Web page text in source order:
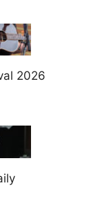
2026